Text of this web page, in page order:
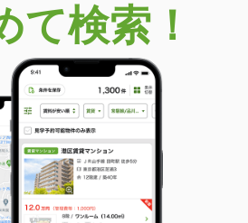
て検索！